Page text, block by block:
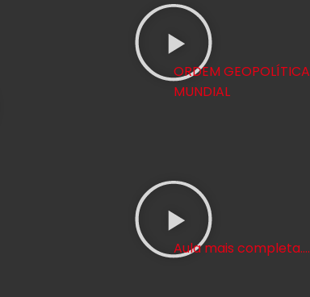
ORDEM GEOPOLÍTICA
MUNDIAL
Aula mais completa….